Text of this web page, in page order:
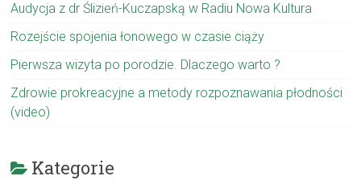
Audycja z dr Ślizień-Kuczapską w Radiu Nowa Kultura
Rozejście spojenia łonowego w czasie ciąży
Pierwsza wizyta po porodzie. Dlaczego warto ?
Zdrowie prokreacyjne a metody rozpoznawania płodności
(video)
Kategorie